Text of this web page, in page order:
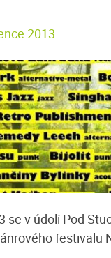
2013
se v údolí Pod
festivalu